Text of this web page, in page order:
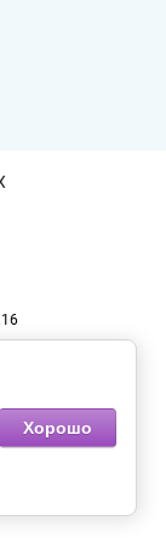
Логотипы,
на сайте,
Все права
Хорошо